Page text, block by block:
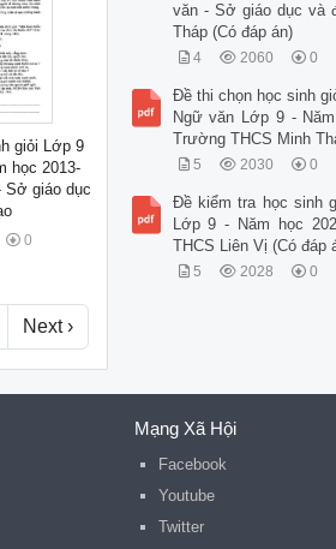
giỏi Lớp 9
học 2013-
Sở giáo dục
0
Next ›
văn - Sở giáo dục và
Tháp (Có đáp án)
4 2060 0
Đề thi chọn học sinh
Ngữ văn Lớp 9 -
Trường THCS Minh
5 2030 0
Đề kiểm tra học sinh
Lớp 9 - Năm học
THCS Liên Vị (Có đáp
5 2028 0
Mạng Xã Hội
Facebook
Youtube
Twitter